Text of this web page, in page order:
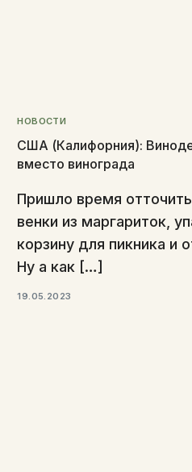
НОВОСТИ
США (Калифорния):
вместо винограда
Пришло время
венки из маргариток,
корзину для пикника и
Ну а как […]
19.05.2023